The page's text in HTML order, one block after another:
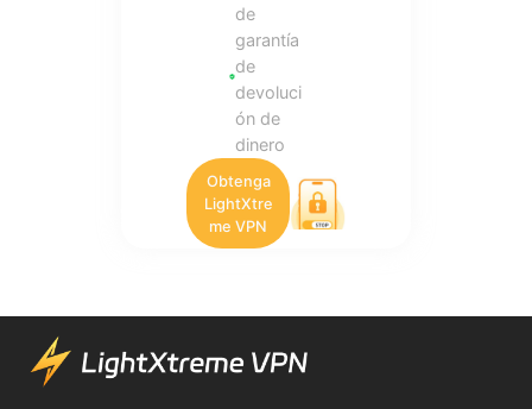
de
garantía
de
devoluci
ón de
dinero
Obtenga
LightXtre
me VPN